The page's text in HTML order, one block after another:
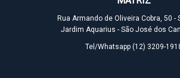
Rua Armando de Oliveira Cobra, 50 -
Jardim Aquarius - São José dos
Tel/Whatsapp (12) 3209-